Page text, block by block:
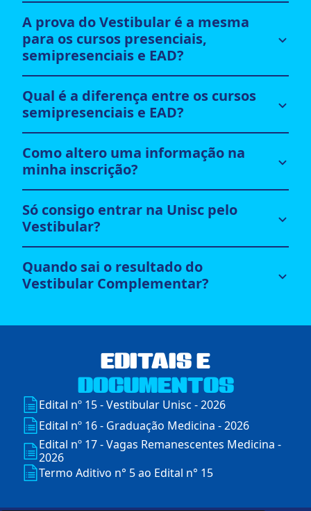
A prova do Vestibular é a mesma
para os cursos presenciais,
semipresenciais e EAD?
Qual é a diferença entre os cursos
semipresenciais e EAD?
Como altero uma informação na
minha inscrição?
Só consigo entrar na Unisc pelo
Vestibular?
Quando sai o resultado do
Vestibular Complementar?
EDITAIS E
DOCUMENTOS
Edital nº 15 - Vestibular Unisc - 2026
Edital nº 16 - Graduação Medicina - 2026
Edital nº 17 - Vagas Remanescentes Medicina -
2026
Termo Aditivo n° 5 ao Edital n° 15